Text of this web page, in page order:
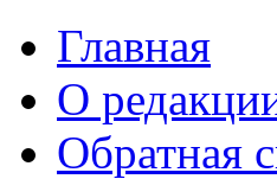
Главная
О
Обратная